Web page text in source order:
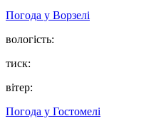
Погода у Ворзелі
вологість:
тиск:
вітер:
Погода у Гостомелі